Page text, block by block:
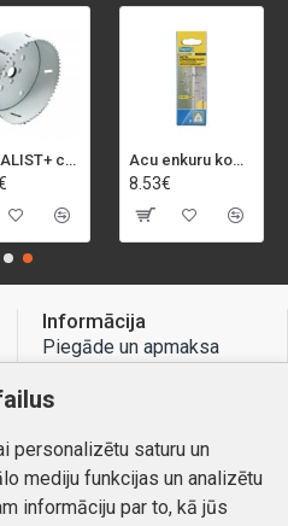
SPECIALIST+ caurumu zāģis BI-METAL, 98 mm Acu enkuru komplekts, 3-13 mm, Rapid, 12 gab.
8.53€
Informācija
Piegāde un apmaksa
Atteikuma tiesības
Kontakti
personalizētu saturu un
mediju funkcijas un analizētu
informāciju par to, kā jūs